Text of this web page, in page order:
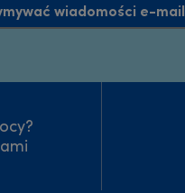
wiadomości e-mail